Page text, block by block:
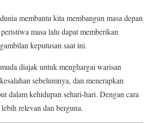
membantu kita membangun masa depan
masa lalu dapat memberikan
keputusan saat ini.
diajak untuk menghargai warisan
sebelumnya, dan menerapkan
dalam kehidupan sehari-hari. Dengan cara
relevan dan berguna.